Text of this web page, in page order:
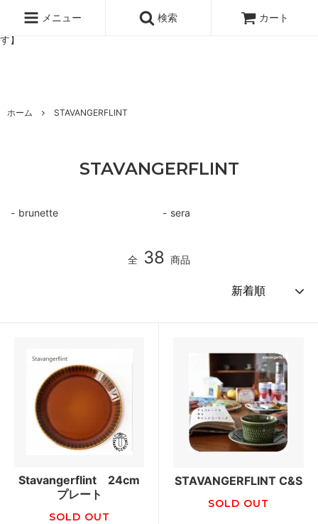
ッタのオンラインストア【アラビア,クイストゴーなどの北欧ヴィンテ
ージ食器,雅峰窯やソルテグラスジュエリーなどの作家の作品が並びま
す】
メニュー 検索 カート
ホーム STAVANGERFLINT
STAVANGERFLINT
brunette sera
全 38 商品
Stavangerflint 24cm
プレート
SOLD OUT
STAVANGERFLINT C&S
SOLD OUT